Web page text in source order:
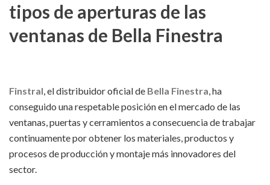
tipos de aperturas de las
ventanas de Bella Finestra
Finstral, el distribuidor oficial de Bella Finestra, ha
conseguido una respetable posición en el mercado de las
ventanas, puertas y cerramientos a consecuencia de trabajar
continuamente por obtener los materiales, productos y
procesos de producción y montaje más innovadores del
sector.